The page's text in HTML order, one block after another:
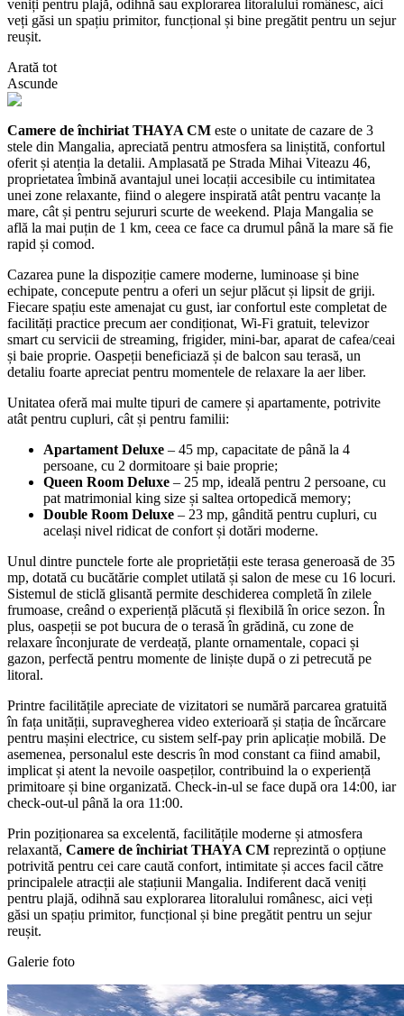
veniți pentru plajă, odihnă sau explorarea litoralului românesc, aici
veți găsi un spațiu primitor, funcțional și bine pregătit pentru un sejur
reușit.
Arată tot
Ascunde
Camere de închiriat THAYA CM este o unitate de cazare de 3
stele din Mangalia, apreciată pentru atmosfera sa liniștită, confortul
oferit și atenția la detalii. Amplasată pe Strada Mihai Viteazu 46,
proprietatea îmbină avantajul unei locații accesibile cu intimitatea
unei zone relaxante, fiind o alegere inspirată atât pentru vacanțe la
mare, cât și pentru sejururi scurte de weekend. Plaja Mangalia se
află la mai puțin de 1 km, ceea ce face ca drumul până la mare să fie
rapid și comod.
Cazarea pune la dispoziție camere moderne, luminoase și bine
echipate, concepute pentru a oferi un sejur plăcut și lipsit de griji.
Fiecare spațiu este amenajat cu gust, iar confortul este completat de
facilități practice precum aer condiționat, Wi‑Fi gratuit, televizor
smart cu servicii de streaming, frigider, mini-bar, aparat de cafea/ceai
și baie proprie. Oaspeții beneficiază și de balcon sau terasă, un
detaliu foarte apreciat pentru momentele de relaxare la aer liber.
Unitatea oferă mai multe tipuri de camere și apartamente, potrivite
atât pentru cupluri, cât și pentru familii:
Apartament Deluxe – 45 mp, capacitate de până la 4
persoane, cu 2 dormitoare și baie proprie;
Queen Room Deluxe – 25 mp, ideală pentru 2 persoane, cu
pat matrimonial king size și saltea ortopedică memory;
Double Room Deluxe – 23 mp, gândită pentru cupluri, cu
același nivel ridicat de confort și dotări moderne.
Unul dintre punctele forte ale proprietății este terasa generoasă de 35
mp, dotată cu bucătărie complet utilată și salon de mese cu 16 locuri.
Sistemul de sticlă glisantă permite deschiderea completă în zilele
frumoase, creând o experiență plăcută și flexibilă în orice sezon. În
plus, oaspeții se pot bucura de o terasă în grădină, cu zone de
relaxare înconjurate de verdeață, plante ornamentale, copaci și
gazon, perfectă pentru momente de liniște după o zi petrecută pe
litoral.
Printre facilitățile apreciate de vizitatori se numără parcarea gratuită
în fața unității, supravegherea video exterioară și stația de încărcare
pentru mașini electrice, cu sistem self-pay prin aplicație mobilă. De
asemenea, personalul este descris în mod constant ca fiind amabil,
implicat și atent la nevoile oaspeților, contribuind la o experiență
primitoare și bine organizată. Check-in-ul se face după ora 14:00, iar
check-out-ul până la ora 11:00.
Prin poziționarea sa excelentă, facilitățile moderne și atmosfera
relaxantă, Camere de închiriat THAYA CM reprezintă o opțiune
potrivită pentru cei care caută confort, intimitate și acces facil către
principalele atracții ale stațiunii Mangalia. Indiferent dacă veniți
pentru plajă, odihnă sau explorarea litoralului românesc, aici veți
găsi un spațiu primitor, funcțional și bine pregătit pentru un sejur
reușit.
Galerie foto